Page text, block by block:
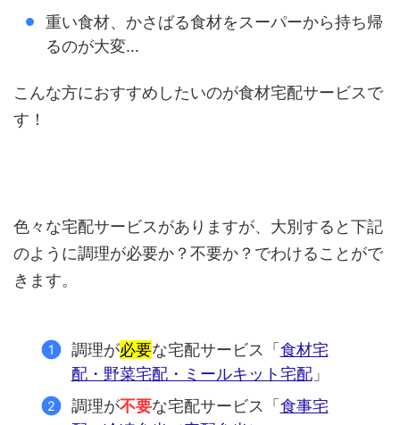
重い食材、かさばる食材をスーパーから持ち帰
るのが大変…
こんな方におすすめしたいのが食材宅配サービスで
す！
色々な宅配サービスがありますが、大別すると下記
のように調理が必要か？不要か？でわけることがで
きます。
調理が必要な宅配サービス「食材宅
配・野菜宅配・ミールキット宅配」
調理が不要な宅配サービス「食事宅